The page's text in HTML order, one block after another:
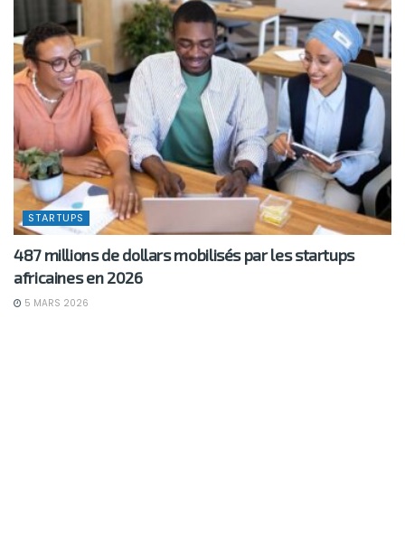
STARTUPS
487 millions de dollars mobilisés par les startups
africaines en 2026
5 MARS 2026